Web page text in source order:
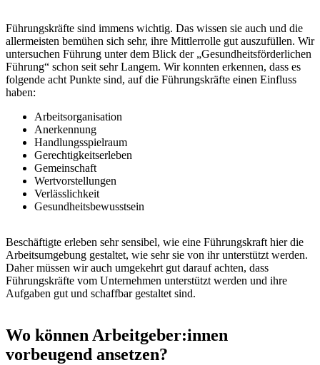
Führungskräfte sind immens wichtig. Das wissen sie auch und die
allermeisten bemühen sich sehr, ihre Mittlerrolle gut auszufüllen. Wir
untersuchen Führung unter dem Blick der „Gesundheitsförderlichen
Führung“ schon seit sehr Langem. Wir konnten erkennen, dass es
folgende acht Punkte sind, auf die Führungskräfte einen Einfluss
haben:
Arbeitsorganisation
Anerkennung
Handlungsspielraum
Gerechtigkeitserleben
Gemeinschaft
Wertvorstellungen
Verlässlichkeit
Gesundheitsbewusstsein
Beschäftigte erleben sehr sensibel, wie eine Führungskraft hier die
Arbeitsumgebung gestaltet, wie sehr sie von ihr unterstützt werden.
Daher müssen wir auch umgekehrt gut darauf achten, dass
Führungskräfte vom Unternehmen unterstützt werden und ihre
Aufgaben gut und schaffbar gestaltet sind.
Wo können Arbeitgeber:innen
vorbeugend ansetzen?